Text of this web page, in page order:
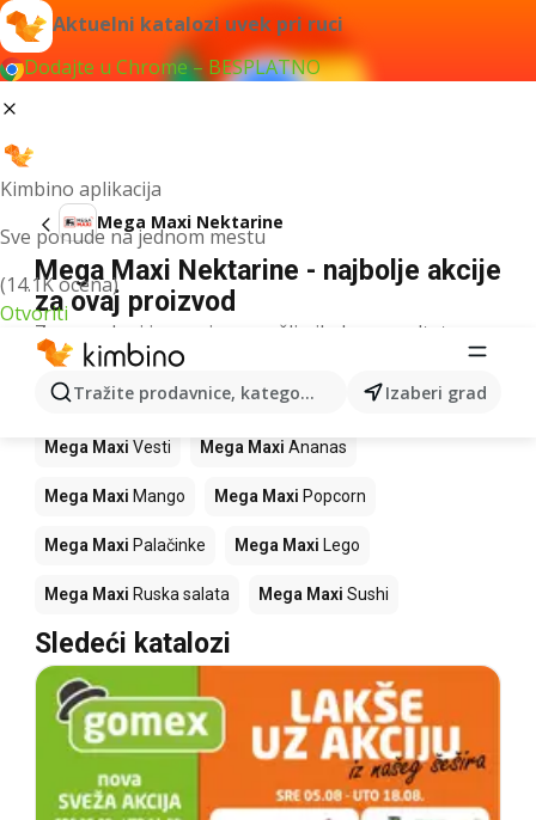
Aktuelni katalozi uvek pri ruci
Dodajte u Chrome – BESPLATNO
Kimbino aplikacija
Sve ponude na jednom mestu
(14.1K ocena)
Otvoriti
Tražite prodavnice, kategorije, proizvode...Izaberi grad
Mega Maxi Nektarine
Mega Maxi Nektarine - najbolje akcije
za ovaj proizvod
Za navedeni izraz nismo našli nikakav rezultat.
Drugi proizvodi u prodavnicama Mega
Maxi
Mega Maxi Vesti Mega Maxi Ananas
Mega Maxi Mango Mega Maxi Popcorn
Mega Maxi Palačinke Mega Maxi Lego
Mega Maxi Ruska salata Mega Maxi Sushi
Sledeći katalozi